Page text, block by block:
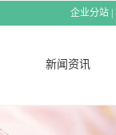
企业分站
新闻资讯